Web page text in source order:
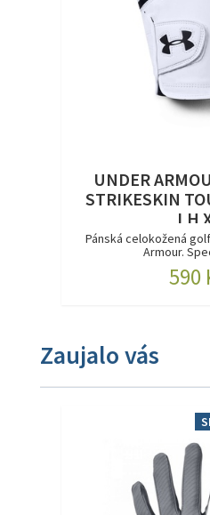
UNDER
STRIKESKIN
LH
Pánská celokožená
Armour.
590
Zaujalo vás